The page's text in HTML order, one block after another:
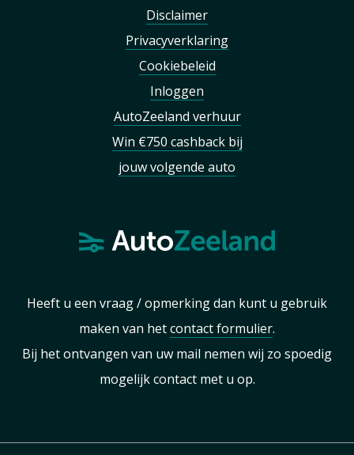
Disclaimer
Privacyverklaring
Cookiebeleid
Inloggen
AutoZeeland verhuur
Win €750 cashback bij
jouw volgende auto
Heeft u een vraag / opmerking dan kunt u gebruik
maken van hetcontact formulier.
Bij het ontvangen van uw mail nemen wij zo spoedig
mogelijk contact met u op.